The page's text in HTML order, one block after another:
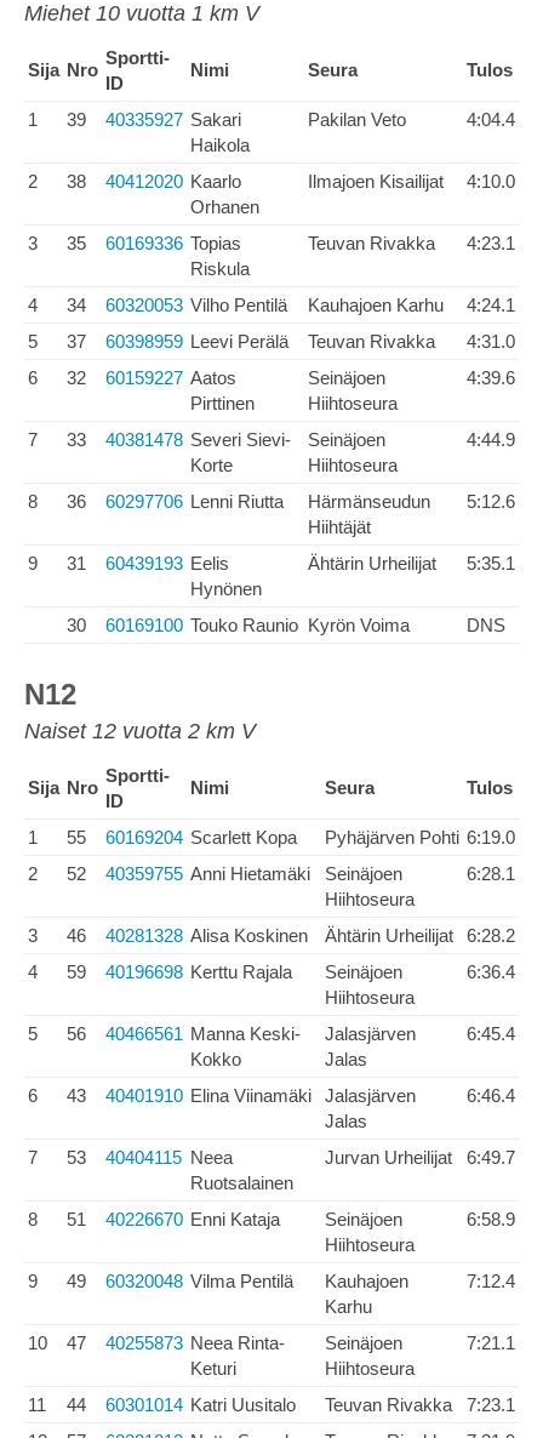
Miehet 10 vuotta 1 km V
Sija Nro
Sportti-
ID
Nimi Seura Tulos
1 39 40335927 Sakari
Haikola
Pakilan Veto 4:04.4
2 38 40412020 Kaarlo
Orhanen
Ilmajoen Kisailijat 4:10.0
3 35 60169336 Topias
Riskula
Teuvan Rivakka 4:23.1
4 34 60320053 Vilho Pentilä Kauhajoen Karhu
4:24.1
5
37 60398959 Leevi Perälä Teuvan Rivakka
4:31.0
6
32 60159227 Aatos
Pirttinen
Seinäjoen
Hiihtoseura
4:39.6
7 33 40381478 Severi Sievi-
Korte
Seinäjoen
Hiihtoseura
4:44.9
8 36 60297706 Lenni Riutta
Härmänseudun
Hiihtäjät
5:12.6
9 31 60439193 Eelis
Hynönen
Ähtärin Urheilijat 5:35.1
30 60169100 Touko Raunio Kyrön Voima DNS
N12
Naiset 12 vuotta 2 km V
Sija Nro
Sportti-
ID
Nimi Seura Tulos
1 55 60169204 Scarlett Kopa Pyhäjärven Pohti 6:19.0
2
52 40359755 Anni Hietamäki
Seinäjoen
Hiihtoseura
6:28.1
3 46 40281328 Alisa Koskinen Ähtärin Urheilijat
6:28.2
4
59 40196698 Kerttu Rajala
Seinäjoen
Hiihtoseura
6:36.4
5 56 40466561 Manna Keski-
Kokko
Jalasjärven
Jalas
6:45.4
6 43 40401910 Elina Viinamäki
Jalasjärven
Jalas
6:46.4
7 53 40404115 Neea
Ruotsalainen
Jurvan Urheilijat 6:49.7
8 51 40226670 Enni Kataja
Seinäjoen
Hiihtoseura
6:58.9
9 49 60320048 Vilma Pentilä
Kauhajoen
Karhu
7:12.4
10 47 40255873 Neea Rinta-
Keturi
Seinäjoen
Hiihtoseura
7:21.1
11 44 60301014 Katri Uusitalo Teuvan Rivakka
7:23.1